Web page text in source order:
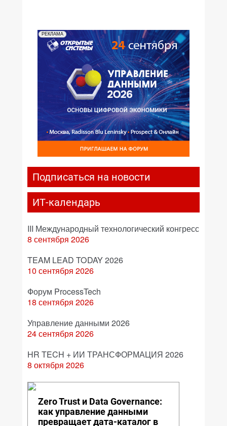
РЕКЛАМА
Подписаться на новости
ИТ-календарь
III Международный технологический конгресс
8 сентября 2026
TEAM LEAD TODAY 2026
10 сентября 2026
Форум ProcessTech
18 сентября 2026
Управление данными 2026
24 сентября 2026
HR TECH + ИИ ТРАНСФОРМАЦИЯ 2026
8 октября 2026
Zero Trust и Data Governance:
как управление данными
превращает дата-каталог в